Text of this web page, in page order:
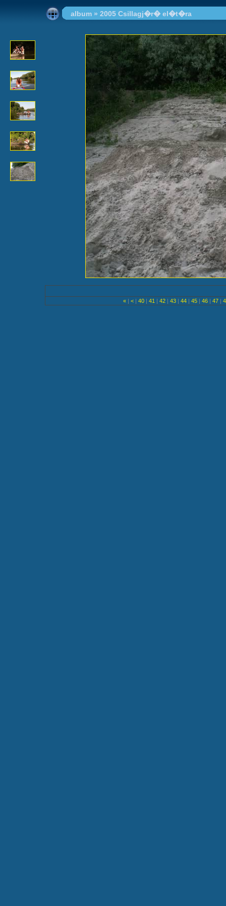
album » 2005 Csillagj�r� el�t�ra
« | < | 40 | 41 | 42 | 43 | 44 | 45 | 46 | 47 |